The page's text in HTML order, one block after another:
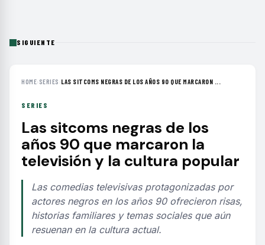
SIGUIENTE
HOME› SERIES ›LAS SITCOMS NEGRAS DE LOS AÑOS 90 QUE MARCARON ...
SERIES
Las sitcoms negras de los
años 90 que marcaron la
televisión y la cultura popular
Las comedias televisivas protagonizadas por
actores negros en los años 90 ofrecieron risas,
historias familiares y temas sociales que aún
resuenan en la cultura actual.